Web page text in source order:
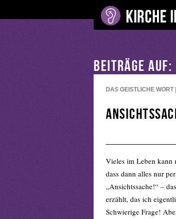
BEITRÄGE AUF:
DAS GEISTLICHE
Vieles im Leben kann
dass dann alles nur
„Ansichtssache!“ –
erzählt, das ich
Schwierige Frage!